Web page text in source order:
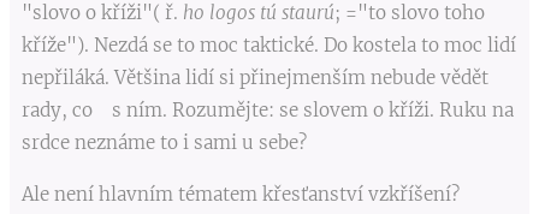
"slovo o kříži"( ř. ho logos tú staurú; ="to slovo toho
kříže"). Nezdá se to moc taktické. Do kostela to moc lidí
nepřiláká. Většina lidí si přinejmenším nebude vědět
rady, co s ním. Rozumějte: se slovem o kříži. Ruku na
srdce neznáme to i sami u sebe?
Ale není hlavním tématem křesťanství vzkříšení?